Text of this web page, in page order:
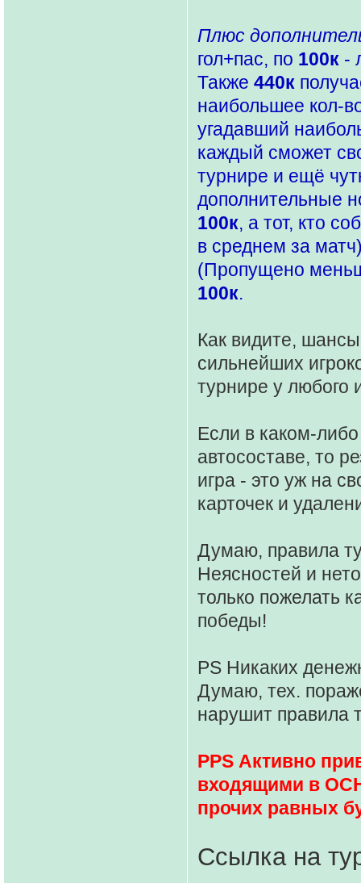
Плюс
гол+пас, по 100к -
Также 440к
наибольшее кол-
угадавший
каждый сможет
турнире и ещё
дополнительные
100к, а тот, кто
в среднем за
(Пропущено
100к.
Как видите, шансы
сильнейших
турнире у любого
Если в каком-
автосоставе, то
игра - это уж на
карточек и
Думаю, правила
Неясностей и
только пожелать
победы!
PS Никаких
Думаю, тех.
нарушит правила
PPS Активно
входящими в
прочих равных
Ссылка на